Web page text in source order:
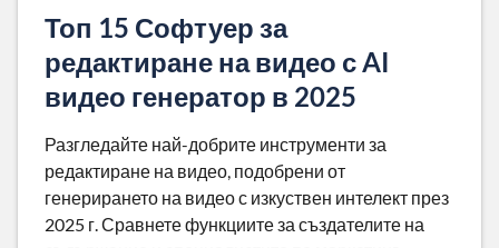
Топ 15 Софтуер за
редактиране на видео с AI
видео генератор в 2025
Разгледайте най-добрите инструменти за
редактиране на видео, подобрени от
генерирането на видео с изкуствен интелект през
2025 г. Сравнете функциите за създателите на